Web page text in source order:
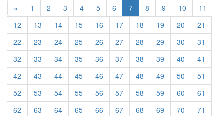
« Previous
1 2 3 4 5 6 7 8 9 10
11
12
13 14 15 16 17 18 19 20
21
22
23 24 25 26 27 28 29 30
31
32
33 34 35 36 37 38 39 40
41
42
43 44 45 46 47 48 49 50
51
52
53 54 55 56 57 58 59 60
61
62
63 64 65 66 67 68 69 70
71